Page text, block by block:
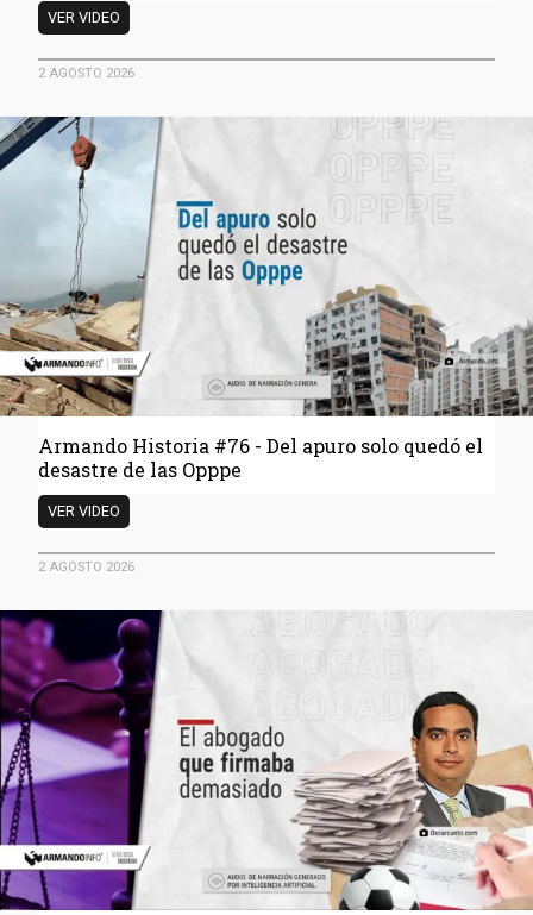
VER VIDEO
Historia
#77
petróleo
Pdvsa
desapareció
en
el
triángulo
de
Carretero
2 AGOSTO 2026
Armando Historia #76 - Del apuro solo quedó el
desastre de las Opppe
VER VIDEO
Historia
#76
solo
quedó
el
desastre
de
las
Opppe
2 AGOSTO 2026